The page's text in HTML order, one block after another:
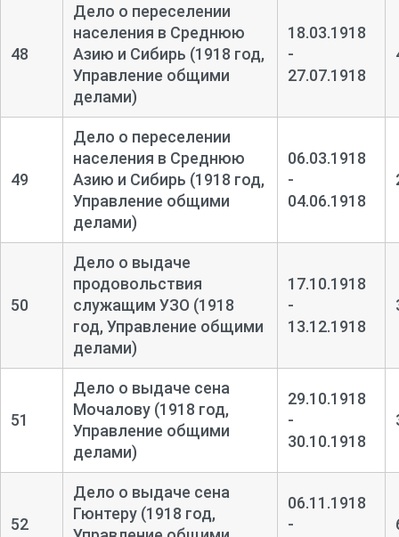
48
Дело о переселении
населения в Среднюю
Азию и Сибирь (1918 год,
Управление общими
делами)
18.03.1918
-
27.07.1918
49
Дело о переселении
населения в Среднюю
Азию и Сибирь (1918 год,
Управление общими
делами)
06.03.1918
-
04.06.1918
50
Дело о выдаче
продовольствия
служащим УЗО (1918
год, Управление общими
делами)
17.10.1918
-
13.12.1918
51
Дело о выдаче сена
Мочалову (1918 год,
Управление общими
делами)
29.10.1918
-
30.10.1918
52
Дело о выдаче сена
Гюнтеру (1918 год,
06.11.1918
-